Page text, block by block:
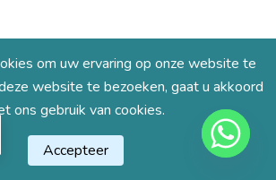
om uw ervaring op onze website te
website te bezoeken, gaat u akkoord
ons gebruik van cookies.
Accepteer